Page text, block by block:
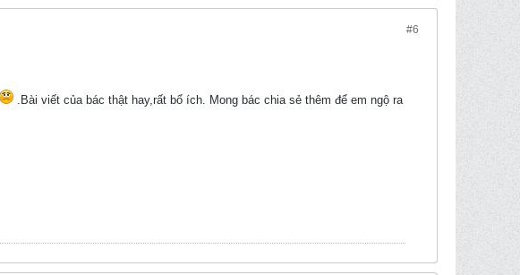
#6
.Bài viết của bác thật hay,rất bổ ích. Mong bác chia sẻ thêm để em ngộ ra